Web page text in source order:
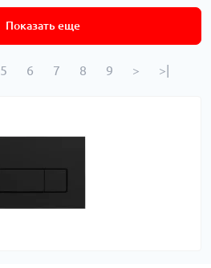
Показать еще
5 6 7 8 9 > >|